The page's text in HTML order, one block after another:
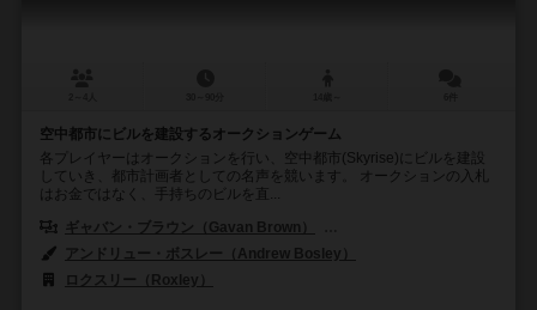
空中都市にビルを建設するオークションゲーム
各プレイヤーはオークションを行い、空中都市(Skyrise)にビルを建設
していき、都市計画者としての名声を競います。 オークションの入札
はお金ではなく、手持ちのビルを直...
ギャバン・ブラウン（Gavan Brown）
アンドリュー・ボスレー（Andrew Bosley）
ロクスリー（Roxley）